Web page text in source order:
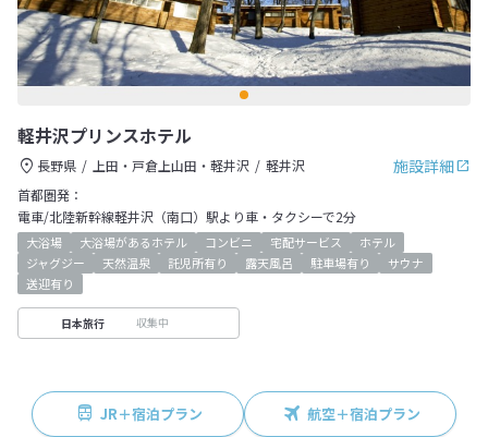
軽井沢プリンスホテル
施設詳細
長野県 上田・戸倉上山田・軽井沢
軽井沢
首都圏発：
電車/北陸新幹線軽井沢（南口）駅より車・タクシーで2分
大浴場 大浴場があるホテル コンビニ 宅配サービス
ホテル
ジャグジー
天然温泉 託児所有り 露天風呂 駐車場有り
サウナ
送迎有り
日本旅行 収集中
JR＋宿泊プラン 航空＋宿泊プラン